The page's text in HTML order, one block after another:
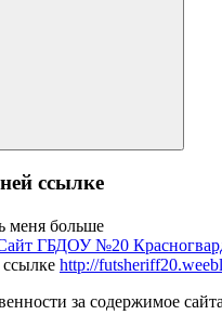
ссылке
меня больше
ГБДОУ №20
http://
за содержимое